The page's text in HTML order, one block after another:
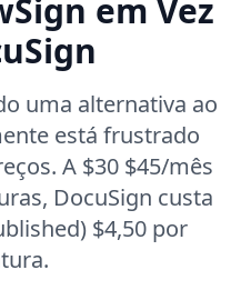
em Vez
uma alternativa ao
está frustrado
A $30 $45/mês
DocuSign custa
$4,50 por